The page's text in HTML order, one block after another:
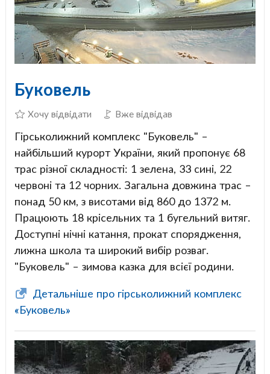
Буковель
Хочу відвідати Вже відвідав
Гірськолижний комплекс "Буковель" –
найбільший курорт України, який пропонує 68
трас різної складності: 1 зелена, 33 сині, 22
червоні та 12 чорних. Загальна довжина трас –
понад 50 км, з висотами від 860 до 1372 м.
Працюють 18 крісельних та 1 бугельний витяг.
Доступні нічні катання, прокат спорядження,
лижна школа та широкий вибір розваг.
"Буковель" – зимова казка для всієї родини.
Детальніше про гірськолижний комплекс
«Буковель»